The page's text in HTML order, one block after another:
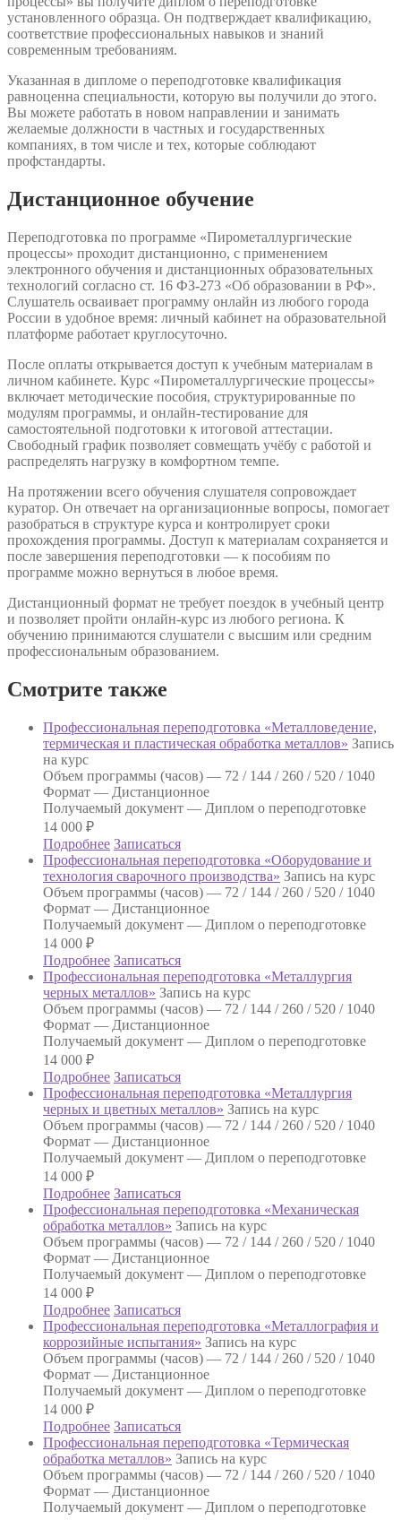
установленного образца. Он подтверждает квалификацию,
соответствие профессиональных навыков и знаний
современным требованиям.
Указанная в дипломе о переподготовке квалификация
равноценна специальности, которую вы получили до этого.
Вы можете работать в новом направлении и занимать
желаемые должности в частных и государственных
компаниях, в том числе и тех, которые соблюдают
профстандарты.
Дистанционное обучение
Переподготовка по программе «Пирометаллургические
процессы» проходит дистанционно, с применением
электронного обучения и дистанционных образовательных
технологий согласно ст. 16 ФЗ-273 «Об образовании в РФ».
Слушатель осваивает программу онлайн из любого города
России в удобное время: личный кабинет на образовательной
платформе работает круглосуточно.
После оплаты открывается доступ к учебным материалам в
личном кабинете. Курс «Пирометаллургические процессы»
включает методические пособия, структурированные по
модулям программы, и онлайн-тестирование для
самостоятельной подготовки к итоговой аттестации.
Свободный график позволяет совмещать учёбу с работой и
распределять нагрузку в комфортном темпе.
На протяжении всего обучения слушателя сопровождает
куратор. Он отвечает на организационные вопросы, помогает
разобраться в структуре курса и контролирует сроки
прохождения программы. Доступ к материалам сохраняется и
после завершения переподготовки — к пособиям по
программе можно вернуться в любое время.
Дистанционный формат не требует поездок в учебный центр
и позволяет пройти онлайн-курс из любого региона. К
обучению принимаются слушатели с высшим или средним
профессиональным образованием.
Смотрите также
Профессиональная переподготовка «Металловедение,
термическая и пластическая обработка металлов» Запись
на курс
Объем программы (часов) — 72 / 144 / 260 / 520 / 1040
Формат — Дистанционное
Получаемый документ — Диплом о переподготовке
14 000 ₽
Подробнее Записаться
Профессиональная переподготовка «Оборудование и
технология сварочного производства» Запись на курс
Объем программы (часов) — 72 / 144 / 260 / 520 / 1040
Формат — Дистанционное
Получаемый документ — Диплом о переподготовке
14 000 ₽
Подробнее Записаться
Профессиональная переподготовка «Металлургия
черных металлов» Запись на курс
Объем программы (часов) — 72 / 144 / 260 / 520 / 1040
Формат — Дистанционное
Получаемый документ — Диплом о переподготовке
14 000 ₽
Подробнее Записаться
Профессиональная переподготовка «Металлургия
черных и цветных металлов» Запись на курс
Объем программы (часов) — 72 / 144 / 260 / 520 / 1040
Формат — Дистанционное
Получаемый документ — Диплом о переподготовке
14 000 ₽
Подробнее Записаться
Профессиональная переподготовка «Механическая
обработка металлов» Запись на курс
Объем программы (часов) — 72 / 144 / 260 / 520 / 1040
Формат — Дистанционное
Получаемый документ — Диплом о переподготовке
14 000 ₽
Подробнее Записаться
Профессиональная переподготовка «Металлография и
коррозийные испытания» Запись на курс
Объем программы (часов) — 72 / 144 / 260 / 520 / 1040
Формат — Дистанционное
Получаемый документ — Диплом о переподготовке
14 000 ₽
Подробнее Записаться
Профессиональная переподготовка «Термическая
обработка металлов» Запись на курс
Объем программы (часов) — 72 / 144 / 260 / 520 / 1040
Формат — Дистанционное
Получаемый документ — Диплом о переподготовке